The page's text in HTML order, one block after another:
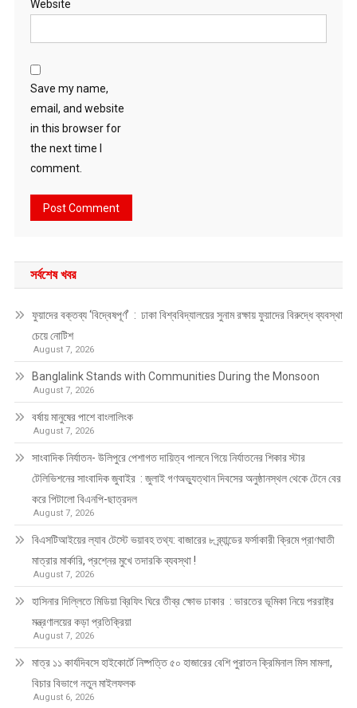
Website
Save my name,
email, and website
in this browser for
the next time I
comment.
সর্বশেষ খবর
ফুয়াদের বক্তব্য ‘বিদ্বেষপূর্ণ’ : ঢাকা বিশ্ববিদ্যালয়ের সুনাম রক্ষায় ফুয়াদের বিরুদ্ধে ব্যবস্থা
চেয়ে নোটিশ
August 7, 2026
Banglalink Stands with Communities During the Monsoon
August 7, 2026
বর্ষায় মানুষের পাশে বাংলালিংক
August 7, 2026
সাংবাদিক নির্যাতন- উলিপুরে পেশাগত দায়িত্ব পালনে গিয়ে নির্যাতনের শিকার স্টার
টেলিভিশনের সাংবাদিক জুবাইর : জুলাই গণঅভ্যুত্থান দিবসের অনুষ্ঠানস্থল থেকে টেনে বের
করে পিটালো বিএনপি-ছাত্রদল
August 7, 2026
বিএসটিআইয়ের ল্যাব টেস্টে ভয়াবহ তথ্য: বাজারের ৮ ব্র্যান্ডের ফর্সাকারী ক্রিমে প্রাণঘাতী
মাত্রার মার্কারি, প্রশ্নের মুখে তদারকি ব্যবস্থা !
August 7, 2026
হাসিনার দিল্লিতে মিডিয়া ব্রিফিং ঘিরে তীব্র ক্ষোভ ঢাকার : ভারতের ভূমিকা নিয়ে পররাষ্ট্র
মন্ত্রণালয়ের কড়া প্রতিক্রিয়া
August 7, 2026
মাত্র ১১ কার্যদিবসে হাইকোর্টে নিষ্পত্তি ৫০ হাজারের বেশি পুরাতন ক্রিমিনাল মিস মামলা,
বিচার বিভাগে নতুন মাইলফলক
August 6, 2026